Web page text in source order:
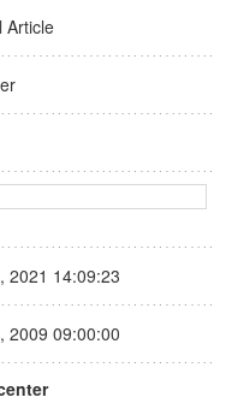
Article
2021 14:09:23
2009 09:00:00